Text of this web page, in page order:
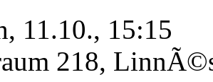
11.10., 15:15
218,